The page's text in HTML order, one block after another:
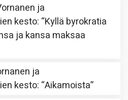
ja
kesto: “Kyllä byrokratia
ja kansa maksaa
ja
kesto: “Aikamoista”